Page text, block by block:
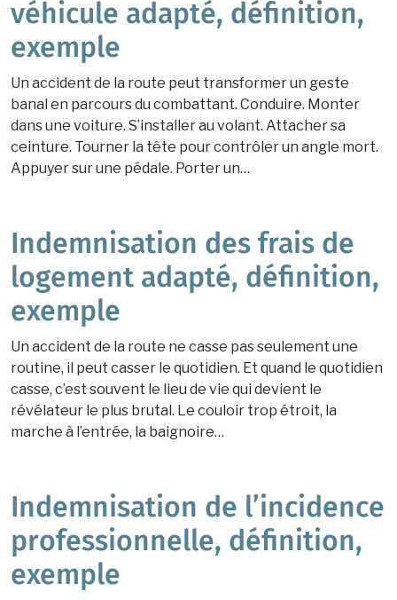
véhicule adapté, définition,
exemple
Un accident de la route peut transformer un geste
banal en parcours du combattant. Conduire. Monter
dans une voiture. S’installer au volant. Attacher sa
ceinture. Tourner la tête pour contrôler un angle mort.
Appuyer sur une pédale. Porter un…
Indemnisation des frais de
logement adapté, définition,
exemple
Un accident de la route ne casse pas seulement une
routine, il peut casser le quotidien. Et quand le quotidien
casse, c’est souvent le lieu de vie qui devient le
révélateur le plus brutal. Le couloir trop étroit, la
marche à l’entrée, la baignoire…
Indemnisation de l’incidence
professionnelle, définition,
exemple